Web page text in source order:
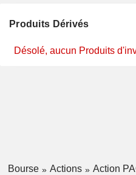
Produits Dérivés
Désolé, aucun Produits
Bourse Actions
Action